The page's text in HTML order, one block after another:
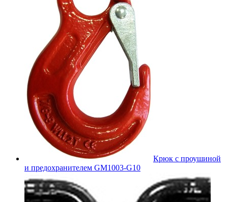
Крюк с проушиной
и предохранителем GM1003-G10